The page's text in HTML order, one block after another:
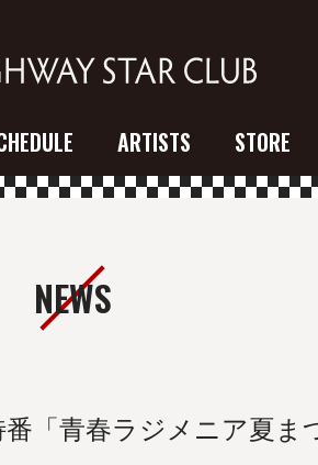
ARTISTS STORE
NEWS
「青春ラジメニア夏ま